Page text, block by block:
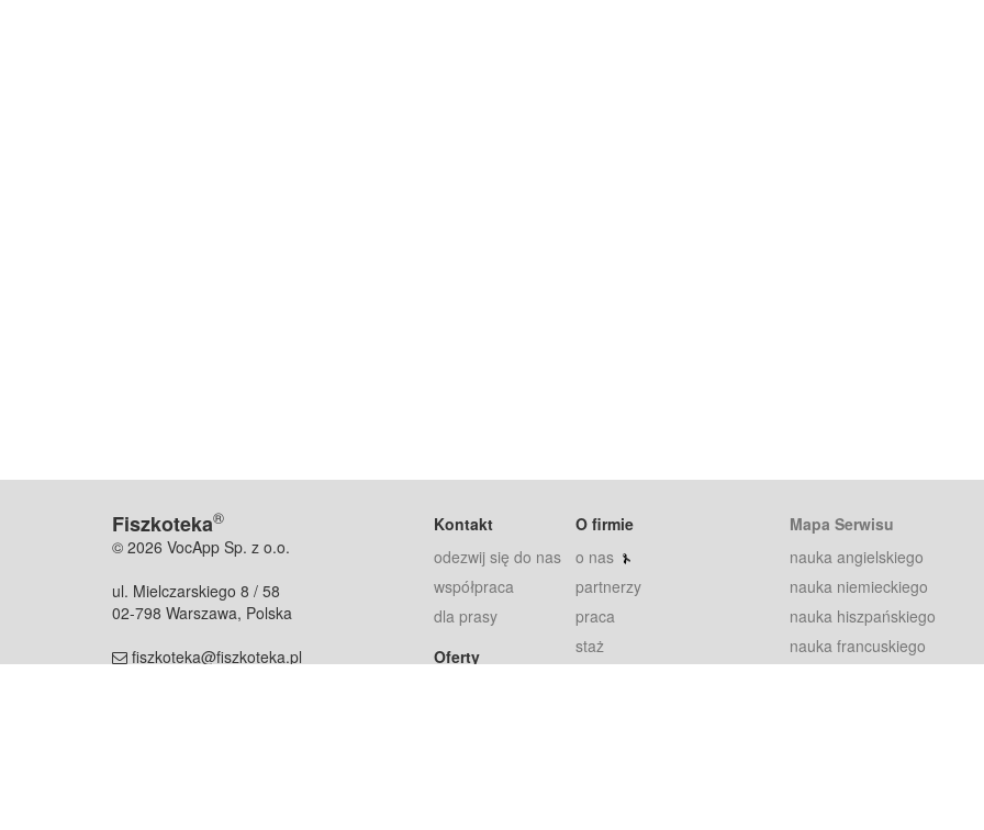
Fiszkoteka®
© 2026 VocApp Sp. z o.o.
ul. Mielczarskiego 8 / 58
02-798 Warszawa, Polska
fiszkoteka@fiszkoteka.pl
Kontakt
odezwij się do nas
współpraca
dla prasy
Oferty
O firmie
o nas
partnerzy
praca
staż
Mapa Serwisu
nauka angielskiego
nauka niemieckiego
nauka hiszpańskiego
nauka francuskiego